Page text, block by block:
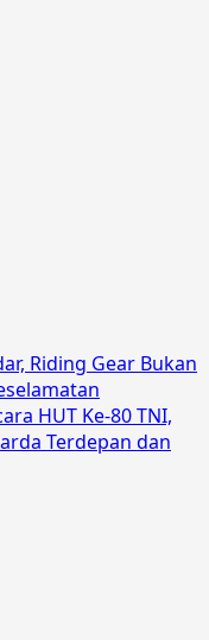
Riding Gear Bukan
HUT Ke-80 TNI,
Terdepan dan